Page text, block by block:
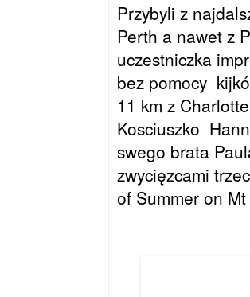
Przybyli z
Perth a nawet z
uczestniczka
bez pomocy
11 km z
Kosciuszko
swego brata
zwycięzcami
of Summer on